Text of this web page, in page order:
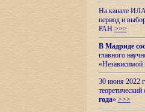
На канале
период и
РАН >>>
В Мадриде
главного
«Независимой
30 июня 2022
года» >>>